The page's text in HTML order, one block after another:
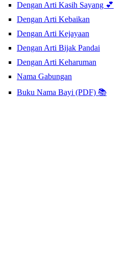
Dengan Arti Kasih Sayang 💕
Dengan Arti Kebaikan
Dengan Arti Kejayaan
Dengan Arti Bijak Pandai
Dengan Arti Keharuman
Nama Gabungan
Buku Nama Bayi (PDF) 📚